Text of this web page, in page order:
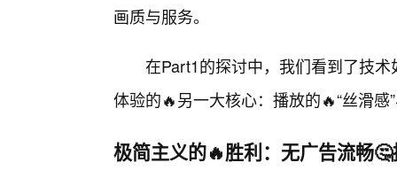
画质与服务。
在Part1的探讨中，我们看到了技
体验的🔥另一大核心：播放的🔥“丝滑感
极简主义的🔥胜利：无广告流畅